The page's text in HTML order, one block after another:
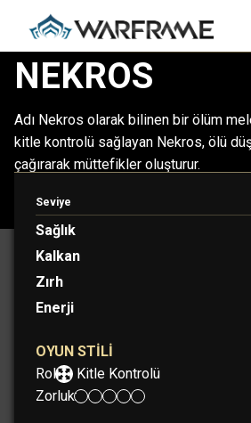
NEKROS
Adı Nekros olarak bilinen bir ölüm
kitle kontrolü sağlayan Nekros, ölü
çağırarak müttefikler oluşturur.
Seviye
Sağlık
Kalkan
Zırh
Enerji
OYUN STILI
Rol:
Kitle Kontrolü
Zorluk: